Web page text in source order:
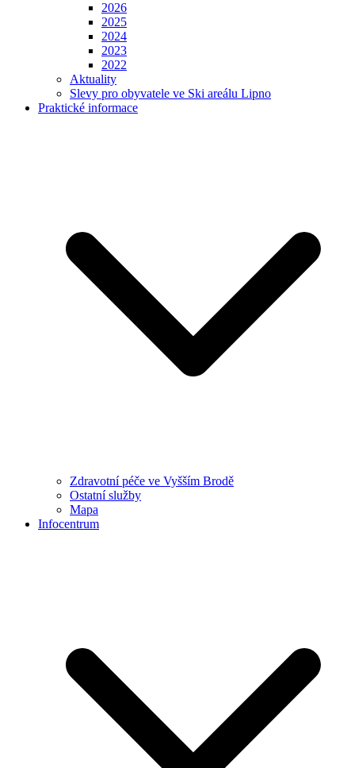
2026
2025
2024
2023
2022
Aktuality
Slevy pro obyvatele ve Ski areálu Lipno
Praktické informace
Zdravotní péče ve Vyšším Brodě
Ostatní služby
Mapa
Infocentrum